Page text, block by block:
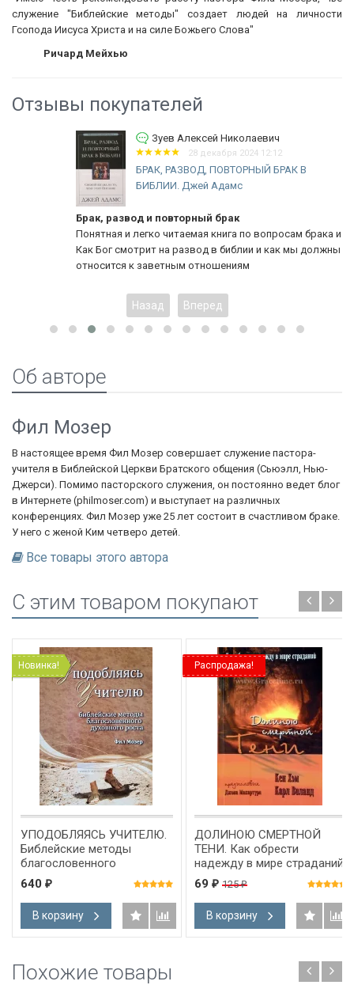
служение "Библейские методы" создает людей на личности
Гсопода Иисуса Христа и на силе Божьего Слова"
Ричард Мейхью
Отзывы покупателей
Зуев Алексей Николаевич
28 декабря 2024 12:12
БРАК, РАЗВОД, ПОВТОРНЫЙ БРАК В
БИБЛИИ. Джей Адамс
Брак, развод и повторный брак
Понятная и легко читаемая книга по вопросам брака и развода.
Как Бог смотрит на развод в библии и как мы должны
относится к заветным отношениям
Назад Вперед
Об авторе
Фил Мозер
В настоящее время Фил Мозер совершает служение пастора-
учителя в Библейской Церкви Братского общения (Сьюэлл, Нью-
Джерси). Помимо пасторского служения, он постоянно ведет блог
в Интернете (philmoser.com) и выступает на различных
конференциях. Фил Мозер уже 25 лет состоит в счастливом браке.
У него с женой Ким четверо детей.
Все товары этого автора
C этим товаром покупают
Новинка!
УПОДОБЛЯЯСЬ УЧИТЕЛЮ.
Библейские методы
благословенного
духовного роста. Книга 4.
Фил Мозер
640 ₽
В корзину
Распродажа!
ДОЛИНОЮ СМЕРТНОЙ
ТЕНИ. Как обрести
надежду в мире страданий.
Карл Виланд и Кен Хэм
69 ₽ 125₽
В корзину
Похожие товары